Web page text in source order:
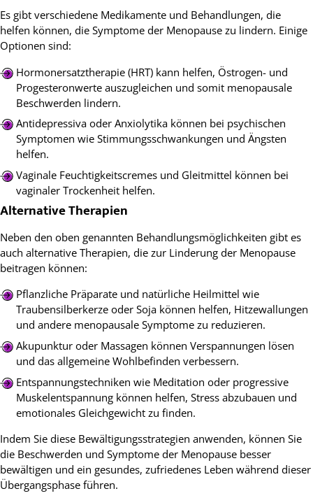
Es gibt verschiedene Medikamente und Behandlungen, die
helfen können, die Symptome der Menopause zu lindern. Einige
Optionen sind:
Hormonersatztherapie (HRT) kann helfen, Östrogen- und
Progesteronwerte auszugleichen und somit menopausale
Beschwerden lindern.
Antidepressiva oder Anxiolytika können bei psychischen
Symptomen wie Stimmungsschwankungen und Ängsten
helfen.
Vaginale Feuchtigkeitscremes und Gleitmittel können bei
vaginaler Trockenheit helfen.
Alternative Therapien
Neben den oben genannten Behandlungsmöglichkeiten gibt es
auch alternative Therapien, die zur Linderung der Menopause
beitragen können:
Pflanzliche Präparate und natürliche Heilmittel wie
Traubensilberkerze oder Soja können helfen, Hitzewallungen
und andere menopausale Symptome zu reduzieren.
Akupunktur oder Massagen können Verspannungen lösen
und das allgemeine Wohlbefinden verbessern.
Entspannungstechniken wie Meditation oder progressive
Muskelentspannung können helfen, Stress abzubauen und
emotionales Gleichgewicht zu finden.
Indem Sie diese Bewältigungsstrategien anwenden, können Sie
die Beschwerden und Symptome der Menopause besser
bewältigen und ein gesundes, zufriedenes Leben während dieser
Übergangsphase führen.